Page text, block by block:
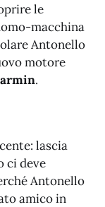
le
macchina
Antonello
motore
.
lascia
ci deve
Antonello
amico in